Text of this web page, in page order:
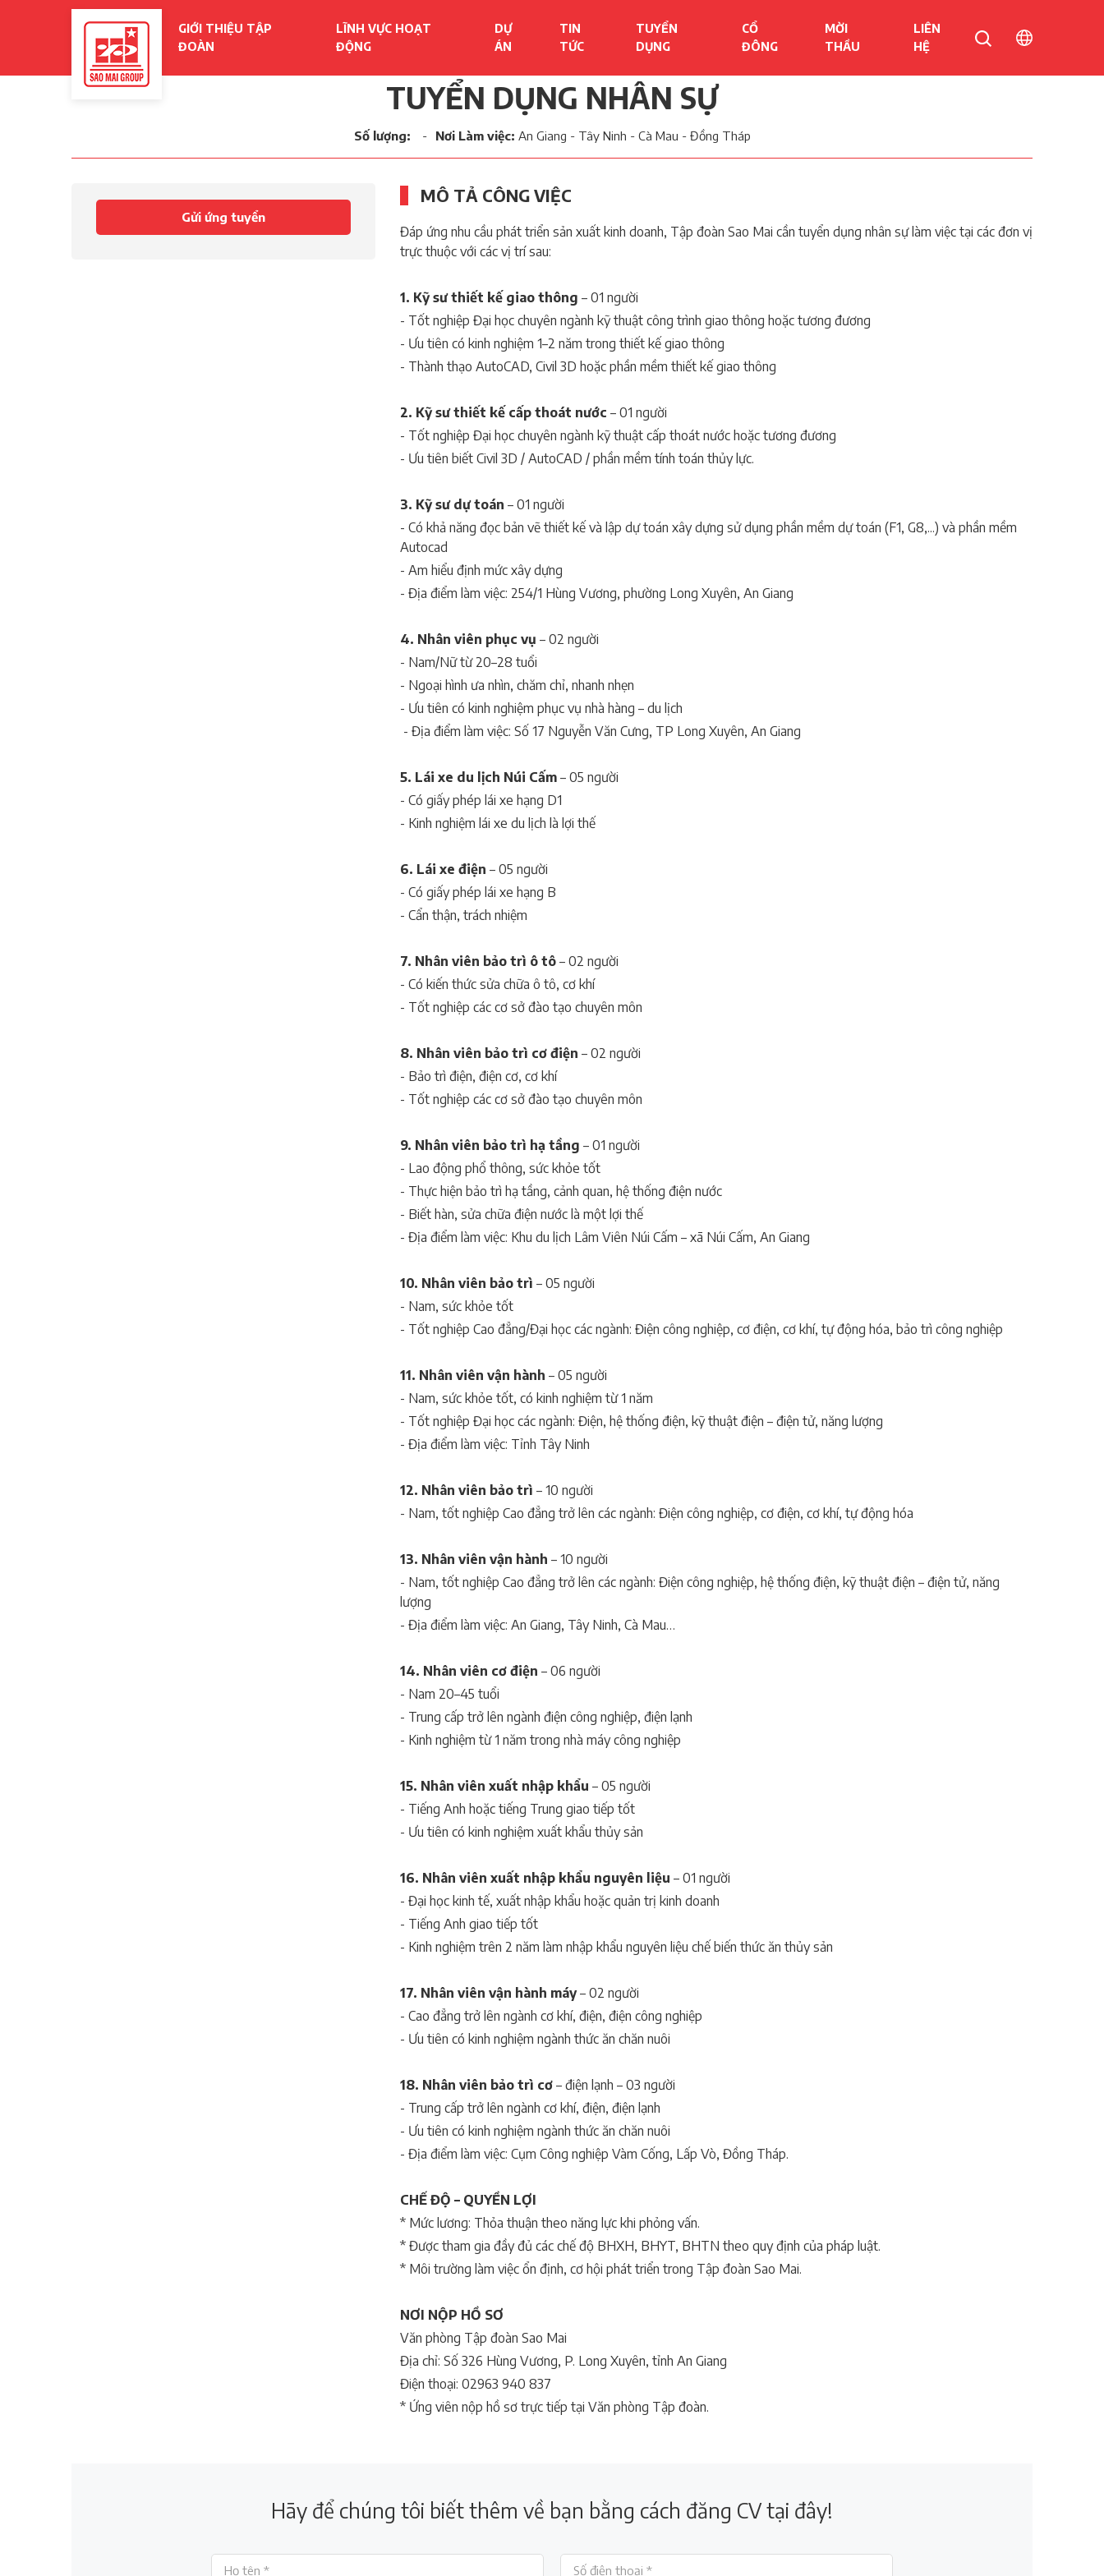
GIỚI THIỆU TẬP
ĐOÀN
LĨNH VỰC HOẠT
ĐỘNG
DỰ
ÁN
TIN
TỨC
TUYỂN
DỤNG
CỔ
ĐÔNG
MỜI
THẦU
LIÊN
HỆ
TUYỂN DỤNG NHÂN SỰ
Số lượng: Nơi Làm việc: An Giang - Tây Ninh - Cà Mau - Đồng Tháp
Gửi ứng tuyển
MÔ TẢ CÔNG VIỆC
Đáp ứng nhu cầu phát triển sản xuất kinh doanh, Tập đoàn Sao Mai cần tuyển dụng nhân sự làm việc tại các đơn vị
trực thuộc với các vị trí sau:
1. Kỹ sư thiết kế giao thông – 01 người
- Tốt nghiệp Đại học chuyên ngành kỹ thuật công trình giao thông hoặc tương đương
- Ưu tiên có kinh nghiệm 1–2 năm trong thiết kế giao thông
- Thành thạo AutoCAD, Civil 3D hoặc phần mềm thiết kế giao thông
2. Kỹ sư thiết kế cấp thoát nước – 01 người
- Tốt nghiệp Đại học chuyên ngành kỹ thuật cấp thoát nước hoặc tương đương
- Ưu tiên biết Civil 3D / AutoCAD / phần mềm tính toán thủy lực.
3. Kỹ sư dự toán – 01 người
- Có khả năng đọc bản vẽ thiết kế và lập dự toán xây dựng sử dụng phần mềm dự toán (F1, G8,...) và phần mềm
Autocad
- Am hiểu định mức xây dựng
- Địa điểm làm việc: 254/1 Hùng Vương, phường Long Xuyên, An Giang
4. Nhân viên phục vụ – 02 người
- Nam/Nữ từ 20–28 tuổi
- Ngoại hình ưa nhìn, chăm chỉ, nhanh nhẹn
- Ưu tiên có kinh nghiệm phục vụ nhà hàng – du lịch
- Địa điểm làm việc: Số 17 Nguyễn Văn Cưng, TP Long Xuyên, An Giang
5. Lái xe du lịch Núi Cấm– 05 người
- Có giấy phép lái xe hạng D1
- Kinh nghiệm lái xe du lịch là lợi thế
6. Lái xe điện – 05 người
- Có giấy phép lái xe hạng B
- Cẩn thận, trách nhiệm
7. Nhân viên bảo trì ô tô – 02 người
- Có kiến thức sửa chữa ô tô, cơ khí
- Tốt nghiệp các cơ sở đào tạo chuyên môn
8. Nhân viên bảo trì cơ điện – 02 người
- Bảo trì điện, điện cơ, cơ khí
- Tốt nghiệp các cơ sở đào tạo chuyên môn
9. Nhân viên bảo trì hạ tầng – 01 người
- Lao động phổ thông, sức khỏe tốt
- Thực hiện bảo trì hạ tầng, cảnh quan, hệ thống điện nước
- Biết hàn, sửa chữa điện nước là một lợi thế
- Địa điểm làm việc: Khu du lịch Lâm Viên Núi Cấm – xã Núi Cấm, An Giang
10. Nhân viên bảo trì – 05 người
- Nam, sức khỏe tốt
- Tốt nghiệp Cao đẳng/Đại học các ngành: Điện công nghiệp, cơ điện, cơ khí, tự động hóa, bảo trì công nghiệp
11. Nhân viên vận hành – 05 người
- Nam, sức khỏe tốt, có kinh nghiệm từ 1 năm
- Tốt nghiệp Đại học các ngành: Điện, hệ thống điện, kỹ thuật điện – điện tử, năng lượng
- Địa điểm làm việc: Tỉnh Tây Ninh
12. Nhân viên bảo trì – 10 người
- Nam, tốt nghiệp Cao đẳng trở lên các ngành: Điện công nghiệp, cơ điện, cơ khí, tự động hóa
13. Nhân viên vận hành – 10 người
- Nam, tốt nghiệp Cao đẳng trở lên các ngành: Điện công nghiệp, hệ thống điện, kỹ thuật điện – điện tử, năng
lượng
- Địa điểm làm việc: An Giang, Tây Ninh, Cà Mau…
14. Nhân viên cơ điện – 06 người
- Nam 20–45 tuổi
- Trung cấp trở lên ngành điện công nghiệp, điện lạnh
- Kinh nghiệm từ 1 năm trong nhà máy công nghiệp
15. Nhân viên xuất nhập khẩu – 05 người
- Tiếng Anh hoặc tiếng Trung giao tiếp tốt
- Ưu tiên có kinh nghiệm xuất khẩu thủy sản
16. Nhân viên xuất nhập khẩu nguyên liệu – 01 người
- Đại học kinh tế, xuất nhập khẩu hoặc quản trị kinh doanh
- Tiếng Anh giao tiếp tốt
- Kinh nghiệm trên 2 năm làm nhập khẩu nguyên liệu chế biến thức ăn thủy sản
17. Nhân viên vận hành máy– 02 người
- Cao đẳng trở lên ngành cơ khí, điện, điện công nghiệp
- Ưu tiên có kinh nghiệm ngành thức ăn chăn nuôi
18. Nhân viên bảo trì cơ – điện lạnh – 03 người
- Trung cấp trở lên ngành cơ khí, điện, điện lạnh
- Ưu tiên có kinh nghiệm ngành thức ăn chăn nuôi
- Địa điểm làm việc: Cụm Công nghiệp Vàm Cống, Lấp Vò, Đồng Tháp.
CHẾ ĐỘ – QUYỀN LỢI
* Mức lương: Thỏa thuận theo năng lực khi phỏng vấn.
* Được tham gia đầy đủ các chế độ BHXH, BHYT, BHTN theo quy định của pháp luật.
* Môi trường làm việc ổn định, cơ hội phát triển trong Tập đoàn Sao Mai.
NƠI NỘP HỒ SƠ
Văn phòng Tập đoàn Sao Mai
Địa chỉ: Số 326 Hùng Vương, P. Long Xuyên, tỉnh An Giang
Điện thoại: 02963 940 837
* Ứng viên nộp hồ sơ trực tiếp tại Văn phòng Tập đoàn.
Hãy để chúng tôi biết thêm về bạn bằng cách đăng CV tại đây!